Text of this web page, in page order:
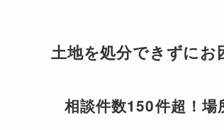
土地を処分できずにお
相談件数150件超！